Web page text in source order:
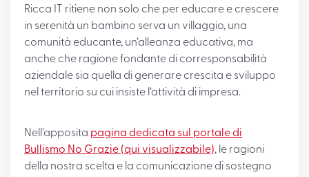
Ricca IT ritiene non solo che per educare e crescere
in serenità un bambino serva un villaggio, una
comunità educante, un’alleanza educativa, ma
anche che ragione fondante di corresponsabilità
aziendale sia quella di generare crescita e sviluppo
nel territorio su cui insiste l’attività di impresa.
Nell’apposita pagina dedicata sul portale di
Bullismo No Grazie (qui visualizzabile), le ragioni
della nostra scelta e la comunicazione di sostegno